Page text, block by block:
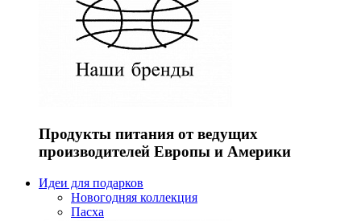
Продукты питания от ведущих
производителей Европы и Америки
Идеи для подарков
Новогодняя коллекция
Пасха